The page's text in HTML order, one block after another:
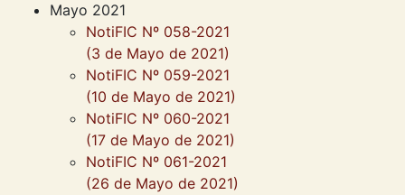
Mayo 2021
NotiFIC Nº 058-2021
(3 de Mayo de 2021)
NotiFIC Nº 059-2021
(10 de Mayo de 2021)
NotiFIC Nº 060-2021
(17 de Mayo de 2021)
NotiFIC Nº 061-2021
(26 de Mayo de 2021)